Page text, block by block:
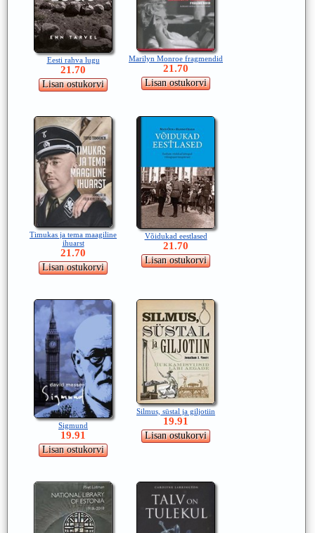
Eesti rahva lugu
21.70
Marilyn Monroe fragmendid
21.70
Timukas ja tema maagiline
ihuarst
21.70
Võidukad eestlased
21.70
Sigmund
19.91
Silmus, süstal ja giljotiin
19.91